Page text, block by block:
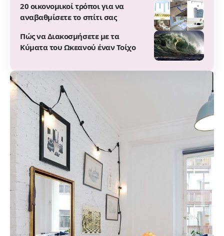
20 οικονομικοί τρόποι για να
αναβαθμίσετε το σπίτι σας
Πώς να Διακοσμήσετε με τα
Κύματα του Ωκεανού έναν Τοίχο